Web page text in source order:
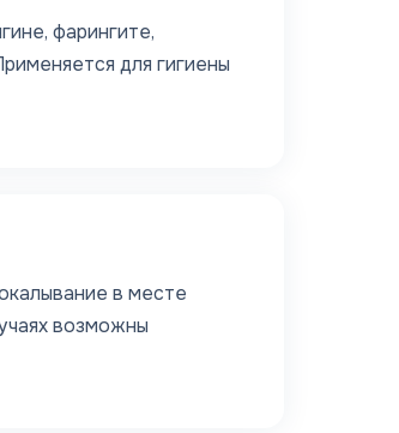
фарингите,
для гигиены
в месте
возможны